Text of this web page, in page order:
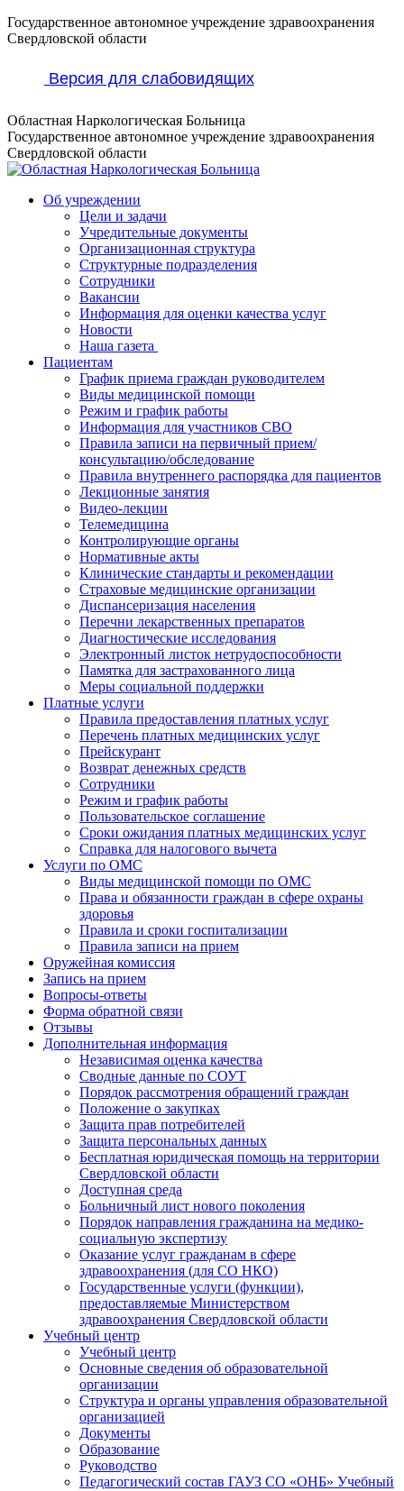
Перейти
к
Государственное автономное учреждение здравоохранения
Свердловской области
Версия для слабовидящих
Областная Наркологическая Больница
Государственное автономное учреждение здравоохранения
Свердловской области
Об учреждении
Цели и задачи
Учредительные документы
Организационная структура
Структурные подразделения
Сотрудники
Вакансии
Информация для оценки качества услуг
Новости
​​Наша газета
Пациентам
График приема граждан руководителем
Виды медицинской помощи
Режим и график работы
Информация для участников СВО
Правила записи на первичный прием/
консультацию/обследование
Правила внутреннего распорядка для пациентов
Лекционные занятия
Видео-лекции
Телемедицина
Контролирующие органы
Нормативные акты
Клинические стандарты и рекомендации
Страховые медицинские организации
Диспансеризация населения
Перечни лекарственных препаратов
Диагностические исследования
Электронный листок нетрудоспособности
Памятка для застрахованного лица
Меры социальной поддержки
Платные услуги
Правила предоставления платных услуг
Перечень платных медицинских услуг
Прейскурант
Возврат денежных средств
Сотрудники
Режим и график работы
Пользовательское соглашение
Сроки ожидания платных медицинских услуг
Справка для налогового вычета
Услуги по ОМС
Виды медицинской помощи по ОМС
Права и обязанности граждан в сфере охраны
здоровья
Правила и сроки госпитализации
Правила записи на прием
Оружейная комиссия
Запись на прием
Вопросы-ответы
Форма обратной связи
Отзывы
Дополнительная информация
Независимая оценка качества
Сводные данные по СОУТ
Порядок рассмотрения обращений граждан
Положение о закупках
Защита прав потребителей
Защита персональных данных
Бесплатная юридическая помощь на территории
Свердловской области
Доступная среда
Больничный лист нового поколения
Порядок направления гражданина на медико-
социальную экспертизу
Оказание услуг гражданам в сфере
здравоохранения (для СО НКО)
Государственные услуги (функции),
предоставляемые Министерством
здравоохранения Свердловской области
Учебный центр
Учебный центр
Основные сведения об образовательной
организации
Структура и органы управления образовательной
организацией
Документы
Образование
Руководство
Педагогический состав ГАУЗ СО «ОНБ» Учебный